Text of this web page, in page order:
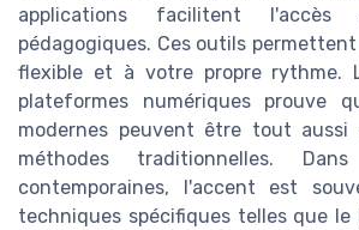
applications facilitent l'accès
pédagogiques. Ces outils
flexible et à votre propre rythme.
plateformes numériques prouve
modernes peuvent être tout aussi
méthodes traditionnelles.
contemporaines, l'accent est
techniques spécifiques telles que